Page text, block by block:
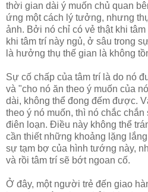
thời gian dài ý muốn chủ quan
ứng một cách lý tưởng, nhưng
ảnh. Bởi nó chỉ có vẻ thật khi
khi tâm trí này ngủ, ở sâu trong
là hưởng thụ thế gian là không
Sự cố chấp của tâm trí là do nó
và "cho nó ăn theo ý muốn của
dài, không thể đong đếm được.
theo ý nó muốn, thì nó chắc
điên loạn. Điều này không thể
cần thiết những khoảng lặng
sự tạm bợ của hình tướng này,
và rồi tâm trí sẽ bớt ngoan cố.
Ở đây, một người trẻ đến giao